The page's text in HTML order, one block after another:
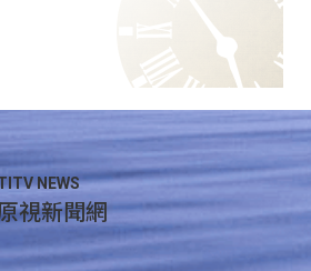
NEWS
視新聞網